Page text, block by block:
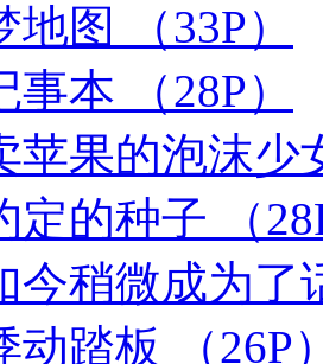
地图
（33P）
事本
（28P）
苹果的泡沫少
定的种子
（
今稍微成为
动踏板
（26P